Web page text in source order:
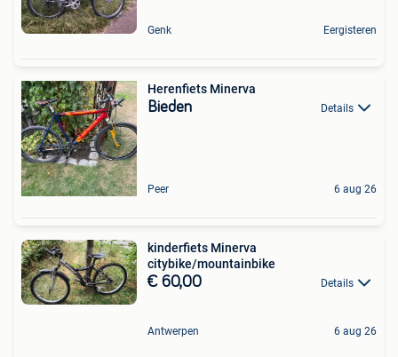
Genk Eergisteren
Herenfiets Minerva
Bieden Details
Peer 6 aug 26
kinderfiets Minerva
citybike/mountainbike
€ 60,00 Details
Antwerpen 6 aug 26